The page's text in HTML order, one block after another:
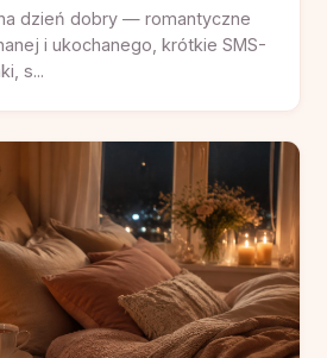
dzień dobry — romantyczne
i ukochanego, krótkie SMS-
s...